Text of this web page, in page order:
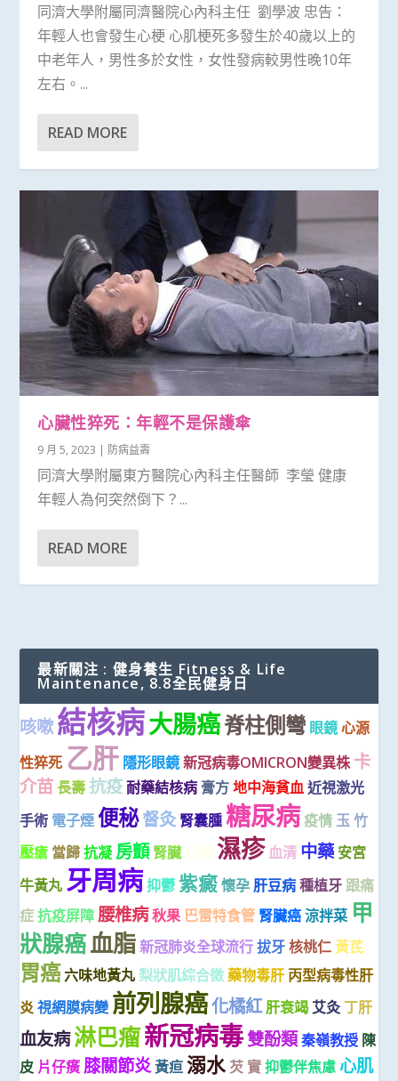
同濟大學附屬同濟醫院心內科主任 劉學波 忠告：
年輕人也會發生心梗 心肌梗死多發生於40歲以上的
中老年人，男性多於女性，女性發病較男性晚10年
左右。...
READ MORE
心臟性猝死：年輕不是保護傘
9 月 5, 2023 | 防病益壽
同濟大學附屬東方醫院心內科主任醫師 李瑩 健康
年輕人為何突然倒下？...
READ MORE
最新關注 : 健身養生 Fitness & Life
Maintenance, 8.8全民健身日
咳嗽結核病大腸癌脊柱側彎 眼鏡心源
性猝死 乙肝 隱形眼鏡新冠病毒OMICRON變異株 卡
介苗 長壽 抗疫 耐藥結核病 膏方 地中海貧血 近視激光
手術 電子煙 便秘督灸 腎囊腫 糖尿病 疫情 玉 竹
壓瘡 當歸 抗凝 房顫 腎臟 濕疹 血清 中藥 安宮
牛黃丸 牙周病 抑鬱 紫癜 懷孕 肝豆病 種植牙 跟痛
症 抗疫屏障 腰椎病秋果 巴雷特食管 腎臟癌 涼拌菜 甲
狀腺癌血脂 新冠肺炎全球流行 拔牙 核桃仁 黃芪
胃癌 六味地黃丸 梨狀肌綜合徵 藥物毒肝 丙型病毒性肝
炎 視網膜病變 前列腺癌化橘紅 肝衰竭 艾灸 丁肝
血友病淋巴瘤新冠病毒雙酚類秦嶺教授 陳
皮 片仔癀 膝關節炎黃疸 溺水 芡 實 抑鬱伴焦慮 心肌